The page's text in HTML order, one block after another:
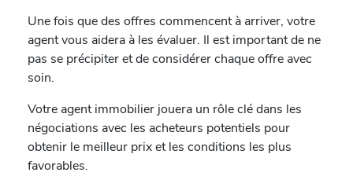
Une fois que des offres commencent à arriver, votre
agent vous aidera à les évaluer. Il est important de ne
pas se précipiter et de considérer chaque offre avec
soin.
Votre agent immobilier jouera un rôle clé dans les
négociations avec les acheteurs potentiels pour
obtenir le meilleur prix et les conditions les plus
favorables.